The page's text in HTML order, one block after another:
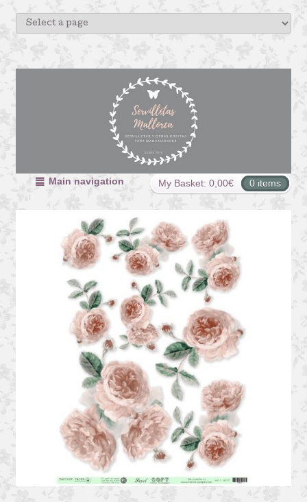
My Basket: 0,00€ 0 items
Main navigation